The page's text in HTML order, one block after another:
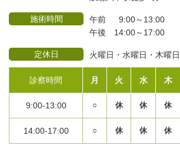
施術時間
午前 9:00～13:00
午後 14:00～17:00
定休日 火曜日・水曜日・木曜日
診察時間 月 火 水 木
9:00-13:00 ○ 休 休 休
14:00-17:00 ○ 休 休 休